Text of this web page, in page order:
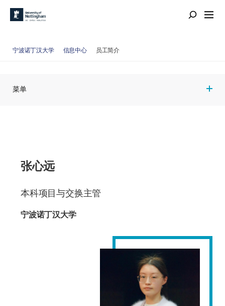
宁波诺丁汉大学 信息中心 员工简介
菜单
张心远
本科项目与交换主管
宁波诺丁汉大学